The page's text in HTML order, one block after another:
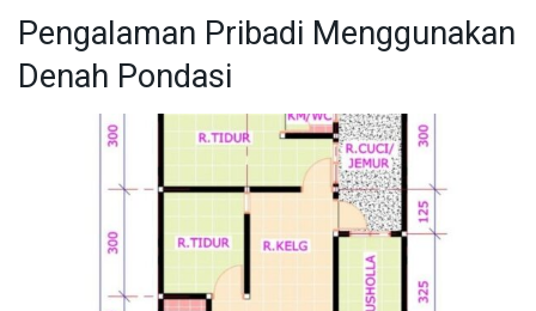
Pengalaman Pribadi Menggunakan
Denah Pondasi